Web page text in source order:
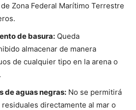
Zona Federal Marítimo Terrestre
de basura: Queda
almacenar de manera
de cualquier tipo en la arena o
de aguas negras: No se permitirá
directamente al mar o